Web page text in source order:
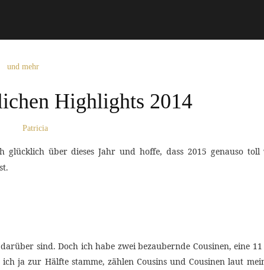
und mehr
Highlights 2014
Patricia
über dieses Jahr und hoffe, dass 2015 genauso
sind. Doch ich habe zwei bezaubernde Cousinen, eine
ja zur Hälfte stamme, zählen Cousins und Cousinen laut